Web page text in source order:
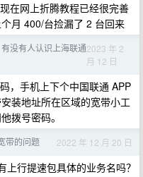
在网上折腾教程已经很完善
月 400/台捡漏了 2 台回来
没有人认识上海联通2023 年 2
月 12 日
，手机上下个中国联通 APP
装地址所在区域的宽带小工
拨号密码。
带的问题 2022 年 12 月 20 日
行提速包具体的业务名吗？